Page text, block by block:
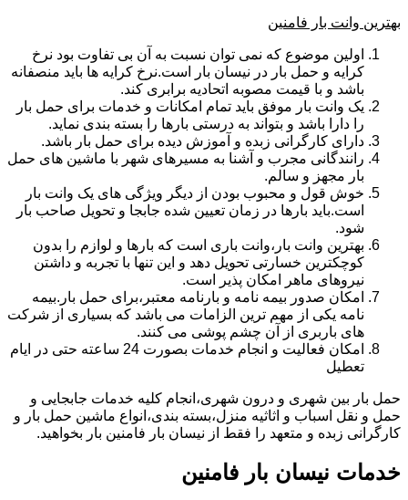
بهترین وانت بار فامنین
اولین موضوع که نمی توان نسبت به آن بی تفاوت بود نرخ
کرایه و حمل بار در نیسان بار است.نرخ کرایه ها باید منصفانه
باشد و با قیمت مصوبه اتحادیه برابری کند.
یک وانت بار موفق باید تمام امکانات و خدمات برای حمل بار
را دارا باشد و بتواند به درستی بارها را بسته بندی نماید.
دارای کارگرانی زبده و آموزش دیده برای حمل بار باشد.
رانندگانی مجرب و آشنا به مسیرهای شهر با ماشین های حمل
بار مجهز و سالم.
خوش قول و محبوب بودن از دیگر ویژگی های یک وانت بار
است.باید بارها در زمان تعیین شده جابجا و تحویل صاحب بار
شود.
بهترین وانت بار،وانت باری است که بارها و لوازم را بدون
کوچکترین خسارتی تحویل دهد و این تنها با تجربه و داشتن
نیروهای ماهر امکان پذیر است.
امکان صدور بیمه نامه و بارنامه معتبر،برای حمل بار.بیمه
نامه یکی از مهم ترین الزامات می باشد که بسیاری از شرکت
های باربری از آن چشم پوشی می کنند.
امکان فعالیت و انجام خدمات بصورت 24 ساعته حتی در ایام
تعطیل
حمل بار بین شهری و درون شهری،انجام کلیه خدمات جابجایی و
حمل و نقل اسباب و اثاثیه منزل،بسته بندی،انواع ماشین حمل بار و
کارگرانی زبده و متعهد را فقط از نیسان بار فامنین بار بخواهید.
خدمات نیسان بار فامنین